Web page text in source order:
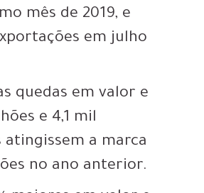
mês de 2019, e
em julho
quedas em valor e
e 4,1 mil
atingissem a marca
no ano anterior.